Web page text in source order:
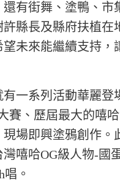
有街舞、塗鴨、市
縣長及縣府扶植在
未來能繼續支持，
一系列活動華麗登
賽、歷屆最大的嘻
場即興塗鴉創作。
嘻哈OG級人物-國
。